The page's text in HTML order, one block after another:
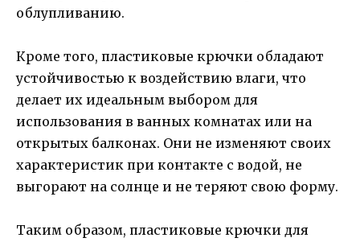
облупливанию.
Кроме того, пластиковые крючки обладают
устойчивостью к воздействию влаги, что
делает их идеальным выбором для
использования в ванных комнатах или на
открытых балконах. Они не изменяют своих
характеристик при контакте с водой, не
выгорают на солнце и не теряют свою форму.
Таким образом, пластиковые крючки для